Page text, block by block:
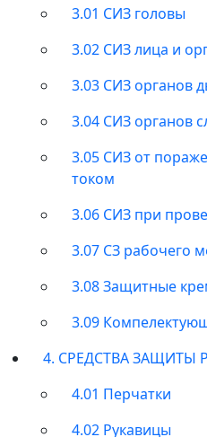
3.01 СИЗ головы
3.02 СИЗ лица и
3.03 СИЗ органов
3.04 СИЗ органов
3.05 СИЗ от
током
3.06 СИЗ при
3.07 СЗ рабочего
3.08 Защитные
3.09
4. СРЕДСТВА ЗАЩИТЫ
4.01 Перчатки
4.02 Рукавицы